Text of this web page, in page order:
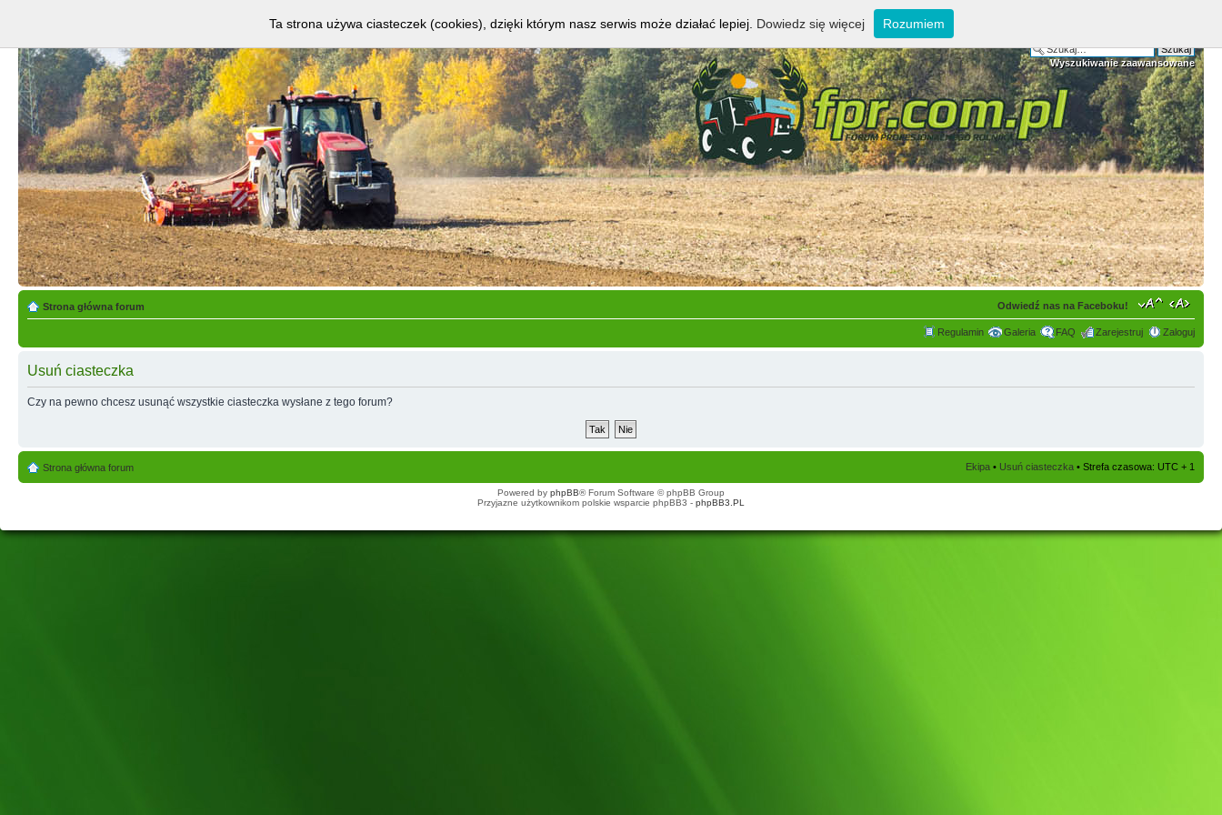
Wyszukiwanie zaawansowane
Strona główna forum Odwiedź nas na Faceboku!
Regulamin Galeria FAQ Zarejestruj Zaloguj
Usuń ciasteczka
Czy na pewno chcesz usunąć wszystkie ciasteczka wysłane z tego forum?
Strona główna forum Ekipa • Usuń ciasteczka • Strefa czasowa: UTC + 1
Powered by phpBB® Forum Software © phpBB Group
Przyjazne użytkownikom polskie wsparcie phpBB3 - phpBB3.PL
Ta strona używa ciasteczek (cookies), dzięki którym nasz serwis może działać lepiej. Dowiedz się więcej Rozumiem